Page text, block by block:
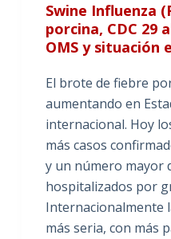
Swine Influenza
porcina, CDC 29
OMS y situación
El brote de fiebre
aumentando en
internacional. Hoy
más casos
y un número mayor
hospitalizados por
Internacionalmente
más seria, con más